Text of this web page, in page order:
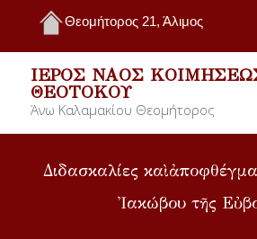
Θεομήτορος 21, Άλιμος
ΙΕΡΌΣ ΝΑΌΣ
ΘΕΟΤΌΚΟΥ
Άνω Καλαμακίου Θεομήτορος
Διδασκαλίες καὶ
Ἰακώβου τῆς